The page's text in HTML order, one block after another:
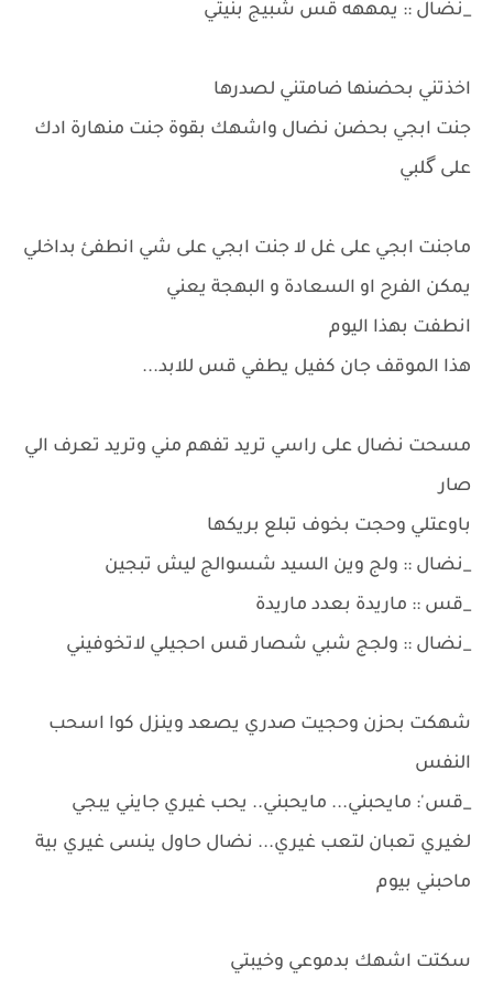
_نضال :: يمههه قس شبيج بنيتي
اخذتني بحضنها ضامتني لصدرها
جنت ابجي بحضن نضال واشهك بقوة جنت منهارة ادك
على گلبي
ماجنت ابجي على غل لا جنت ابجي على شي انطفئ بداخلي
يمكن الفرح او السعادة و البهجة يعني
انطفت بهذا اليوم
هذا الموقف جان كفيل يطفي قس للابد...
مسحت نضال على راسي تريد تفهم مني وتريد تعرف الي
صار
باوعتلي وحجت بخوف تبلع بريكها
_نضال :: ولج وين السيد شسوالج ليش تبجين
_قس :: ماريدة بعدد ماريدة
_نضال :: ولجج شبي شصار قس احجيلي لاتخوفيني
شهكت بحزن وحجيت صدري يصعد وينزل كوا اسحب
النفس
_قس': مايحبني... مايحبني.. يحب غيري جايني يبجي
لغيري تعبان لتعب غيري... نضال حاول ينسى غيري بية
ماحبني بيوم
سكتت اشهك بدموعي وخيبتي